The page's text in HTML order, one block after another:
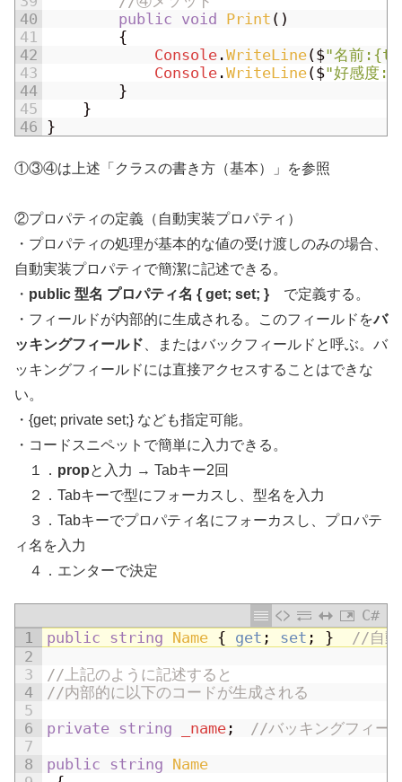
40
41
42
43
44
45
46
public void Print ( )
{
Console .WriteLine($"名前
Console .WriteLine($"好感度
}
}
}
①③④は上述「クラスの書き方（基本）」を参照
②プロパティの定義（自動実装プロパティ）
・プロパティの処理が基本的な値の受け渡しのみの場合、
自動実装プロパティで簡潔に記述できる。
・ public 型名 プロパティ名 { get; set; } で定義する。
・フィールドが内部的に生成される。このフィールドをバ
ッキングフィールド 、またはバックフィールドと呼ぶ。バ
ッキングフィールドには直接アクセスすることはできな
い。
・{get; private set;} なども指定可能。
・コードスニペットで簡単に入力できる。
１． propと入力 → Tabキー2回
２．Tabキーで型にフォーカスし、型名を入力
３．Tabキーでプロパティ名にフォーカスし、プロパテ
ィ名を入力
４．エンターで決定
C#
1
2
3
4
5
6
7
8
public string Name { get ; set ; } //自動
//上記のように記述すると
//内部的に以下のコードが生成される
private string _name ;
//バッキングフィー
public string Name